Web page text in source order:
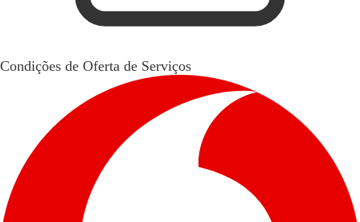
Condições de Oferta de Serviços